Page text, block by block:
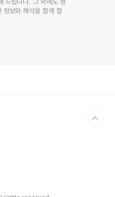
정보와 해석을 함께 합